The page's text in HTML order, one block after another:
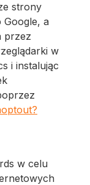
strony
a
przez
w
i instalując
w celu